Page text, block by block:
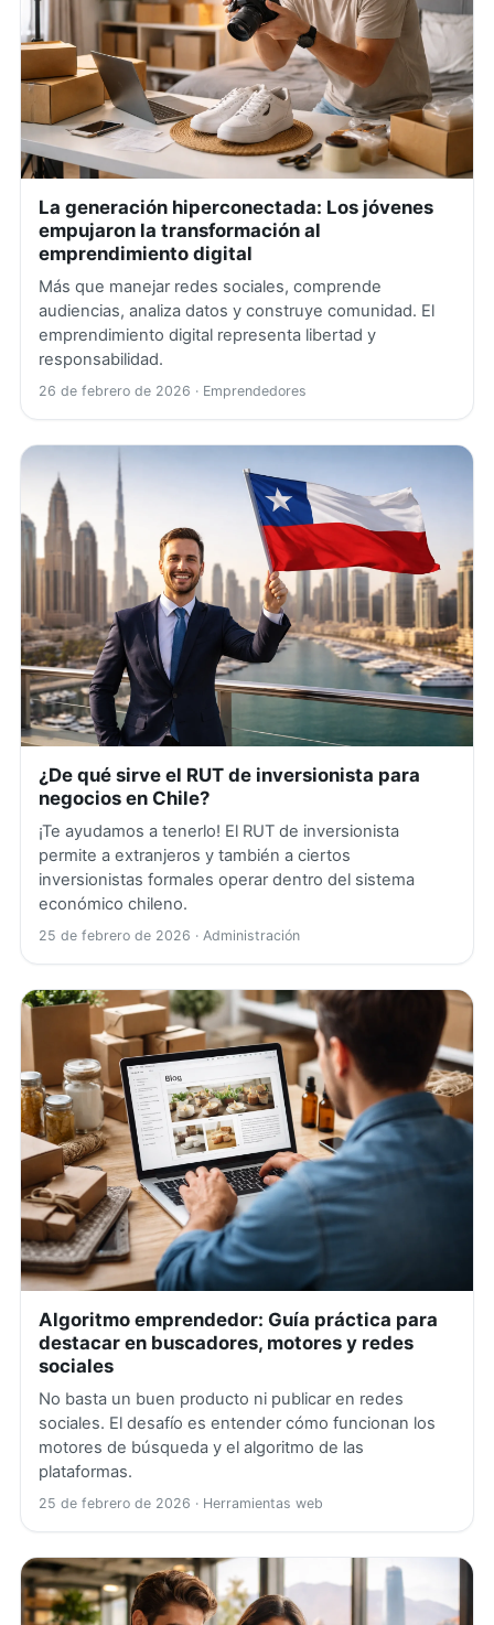
La generación hiperconectada: Los jóvenes
empujaron la transformación al
emprendimiento digital
Más que manejar redes sociales, comprende
audiencias, analiza datos y construye comunidad. El
emprendimiento digital representa libertad y
responsabilidad.
26 de febrero de 2026 · Emprendedores
¿De qué sirve el RUT de inversionista para
negocios en Chile?
¡Te ayudamos a tenerlo! El RUT de inversionista
permite a extranjeros y también a ciertos
inversionistas formales operar dentro del sistema
económico chileno.
25 de febrero de 2026 · Administración
Algoritmo emprendedor: Guía práctica para
destacar en buscadores, motores y redes
sociales
No basta un buen producto ni publicar en redes
sociales. El desafío es entender cómo funcionan los
motores de búsqueda y el algoritmo de las
plataformas.
25 de febrero de 2026 · Herramientas web